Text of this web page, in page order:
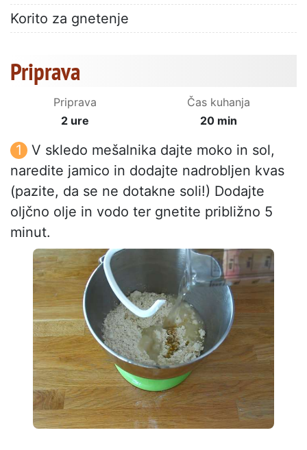
Korito za gnetenje
Priprava
Priprava
2 ure
Čas kuhanja
20 min
V skledo mešalnika dajte moko in sol,
naredite jamico in dodajte nadrobljen kvas
(pazite, da se ne dotakne soli!) Dodajte
oljčno olje in vodo ter gnetite približno 5
minut.